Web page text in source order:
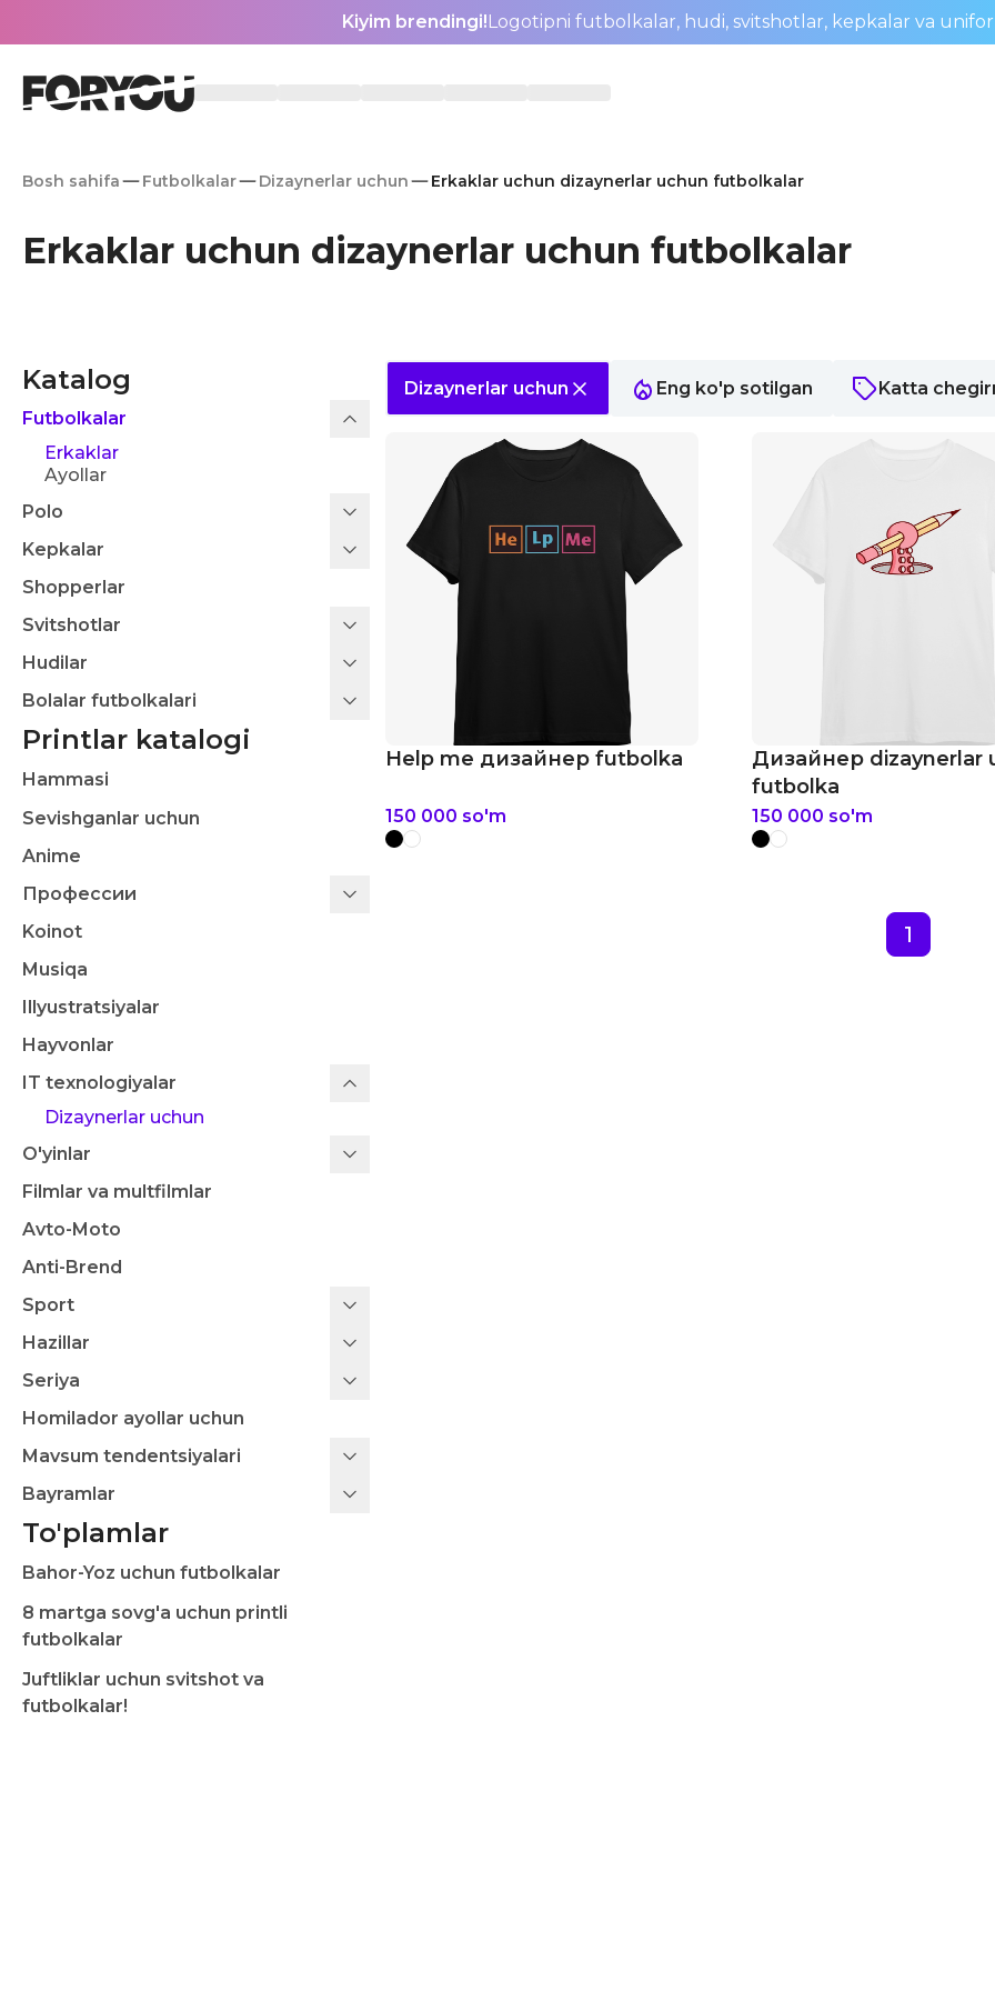
Kiyim brendingi!Logotipni futbolkalar, hudi, svitshotlar, kepkalar va
Bosh sahifa Futbolkalar Dizaynerlar uchun Erkaklar uchun dizaynerlar uchun futbolkalar
Erkaklar uchun dizaynerlar uchun futbolkalar
Katalog
Futbolkalar
Erkaklar
Ayollar
Polo
Kepkalar
Shopperlar
Svitshotlar
Hudilar
Bolalar futbolkalari
Printlar katalogi
Hammasi
Sevishganlar uchun
Anime
Профессии
Koinot
Musiqa
Illyustratsiyalar
Hayvonlar
IT texnologiyalar
Dizaynerlar uchun
O'yinlar
Filmlar va multfilmlar
Avto-Moto
Anti-Brend
Sport
Hazillar
Seriya
Homilador ayollar uchun
Mavsum tendentsiyalari
Bayramlar
To'plamlar
Bahor-Yoz uchun futbolkalar
8 martga sovg'a uchun printli
futbolkalar
Juftliklar uchun svitshot va
futbolkalar!
Dizaynerlar uchun Eng ko'p sotilgan Katta
Help me дизайнер futbolka
150 000 so'm
Дизайнер dizaynerlar
futbolka
150 000 so'm
1